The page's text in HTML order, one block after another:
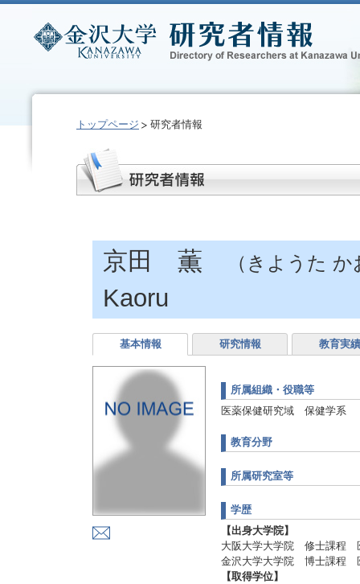
トップページ 研究者情報
京田 薫 （きようた
Kaoru
基本情報 研究情報 教育実績
所属組織・役職等
医薬保健研究域 保健学系
教育分野
所属研究室等
学歴
【出身大学院】
大阪大学大学院 修士課程
金沢大学大学院 博士課程
【取得学位】